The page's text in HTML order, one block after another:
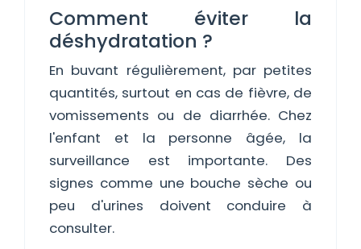
Comment éviter la
déshydratation ?
En buvant régulièrement, par petites
quantités, surtout en cas de fièvre, de
vomissements ou de diarrhée. Chez
l'enfant et la personne âgée, la
surveillance est importante. Des
signes comme une bouche sèche ou
peu d'urines doivent conduire à
consulter.